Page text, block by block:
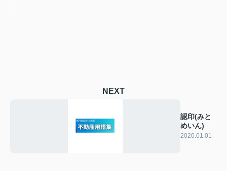
NEXT
認印(みと
めいん)
2020.01.01